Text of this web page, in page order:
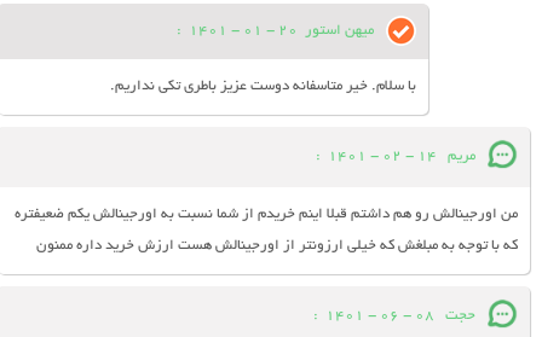
میهن استور 20 - 01 - 1401
:
با سلام. خیر متاسفانه دوست عزیز باطری تکی نداریم.
مریم 14 - 02 - 1401
:
من اورجینالش رو هم داشتم قبلا اینم خریدم از شما نسبت به اورجینالش یکم ضعیفتره
که با توجه به مبلغش که خیلی ارزونتر از اورجینالش هست ارزش خرید داره ممنون
حجت 08 - 06 - 1401
: